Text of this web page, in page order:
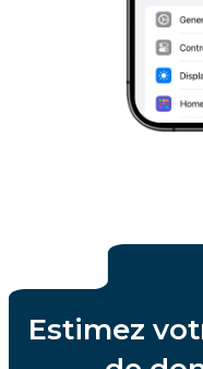
Estimez